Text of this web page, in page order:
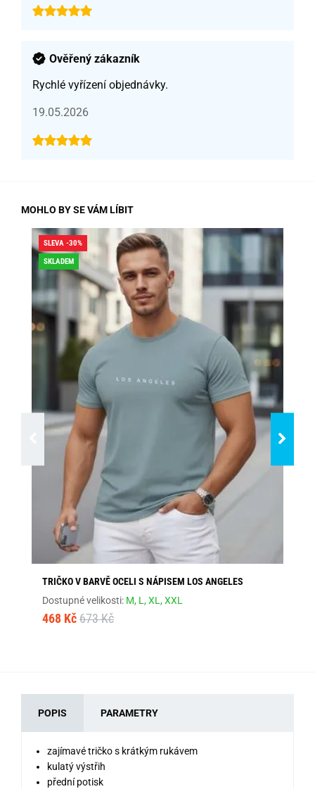
Ověřený zákazník
Rychlé vyřízení objednávky.
19.05.2026
MOHLO BY SE VÁM LÍBIT
SLEVA -30%
SKLADEM
TRIČKO V BARVĚ OCELI S NÁPISEM LOS ANGELES
Dostupné velikosti: M, L,XL,XXL
468 Kč 673 Kč
POPIS PARAMETRY
zajímavé tričko s krátkým rukávem
kulatý výstřih
přední potisk